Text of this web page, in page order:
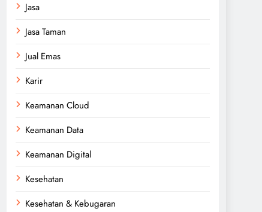
Jasa
Jasa Taman
Jual Emas
Karir
Keamanan Cloud
Keamanan Data
Keamanan Digital
Kesehatan
Kesehatan & Kebugaran